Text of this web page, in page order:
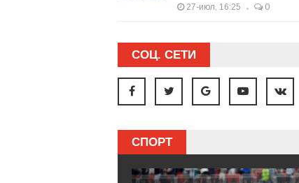
27-июл, 16:25 0
СОЦ. СЕТИ
СПОРТ